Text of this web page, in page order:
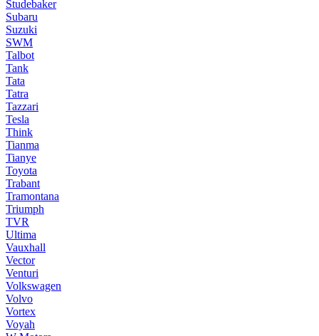
Studebaker
Subaru
Suzuki
SWM
Talbot
Tank
Tata
Tatra
Tazzari
Tesla
Think
Tianma
Tianye
Toyota
Trabant
Tramontana
Triumph
TVR
Ultima
Vauxhall
Vector
Venturi
Volkswagen
Volvo
Vortex
Voyah